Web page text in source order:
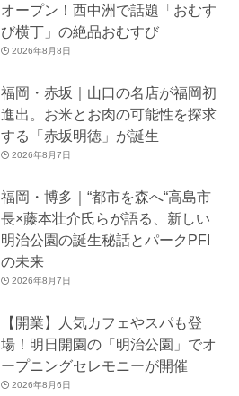
オープン！西中洲で話題「おむす
び横丁」の絶品おむすび
2026年8月8日
福岡・赤坂｜山口の名店が福岡初
進出。お米とお肉の可能性を探求
する「赤坂明徳」が誕生
2026年8月7日
福岡・博多｜“都市を森へ“高島市
長×藤本壮介氏らが語る、新しい
明治公園の誕生秘話とパークPFI
の未来
2026年8月7日
【開業】人気カフェやスパも登
場！明日開園の「明治公園」でオ
ープニングセレモニーが開催
2026年8月6日